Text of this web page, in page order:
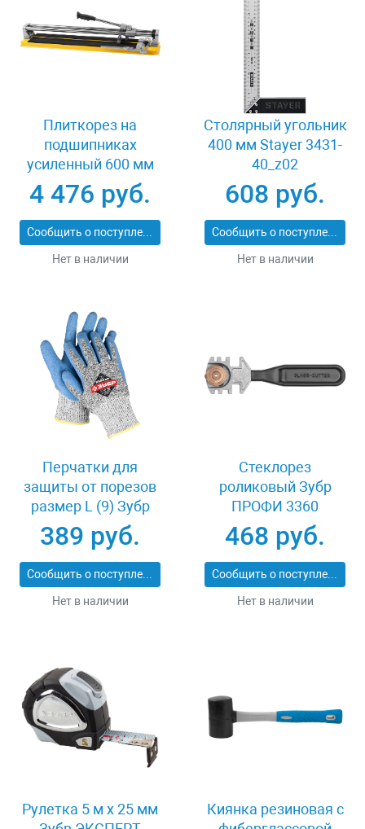
Плиткорез на
подшипниках
усиленный 600 мм
Stayer PROFI 3318-60
4 476 руб.
Сообщить о поступлении
Нет в наличии
Столярный угольник
400 мм Stayer 3431-
40_z02
608 руб.
Сообщить о поступлении
Нет в наличии
Перчатки для
защиты от порезов
размер L (9) Зубр
11277-L
389 руб.
Сообщить о поступлении
Нет в наличии
Стеклорез
роликовый Зубр
ПРОФИ 3360
468 руб.
Сообщить о поступлении
Нет в наличии
Рулетка 5 м x 25 мм
Киянка резиновая с